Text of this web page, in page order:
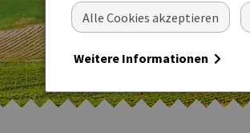
Alle Cookies akzeptieren
Weitere Informationen